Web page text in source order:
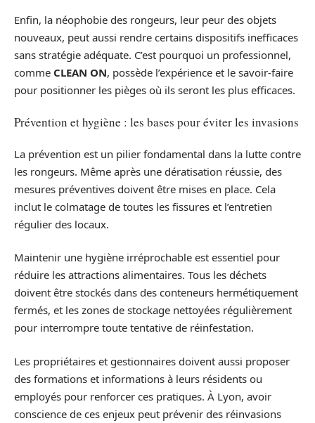
Enfin, la néophobie des rongeurs, leur peur des objets
nouveaux, peut aussi rendre certains dispositifs inefficaces
sans stratégie adéquate. C’est pourquoi un professionnel,
comme CLEAN ON, possède l’expérience et le savoir-faire
pour positionner les pièges où ils seront les plus efficaces.
Prévention et hygiène : les bases pour éviter les invasions
La prévention est un pilier fondamental dans la lutte contre
les rongeurs. Même après une dératisation réussie, des
mesures préventives doivent être mises en place. Cela
inclut le colmatage de toutes les fissures et l’entretien
régulier des locaux.
Maintenir une hygiène irréprochable est essentiel pour
réduire les attractions alimentaires. Tous les déchets
doivent être stockés dans des conteneurs hermétiquement
fermés, et les zones de stockage nettoyées régulièrement
pour interrompre toute tentative de réinfestation.
Les propriétaires et gestionnaires doivent aussi proposer
des formations et informations à leurs résidents ou
employés pour renforcer ces pratiques. À Lyon, avoir
conscience de ces enjeux peut prévenir des réinvasions